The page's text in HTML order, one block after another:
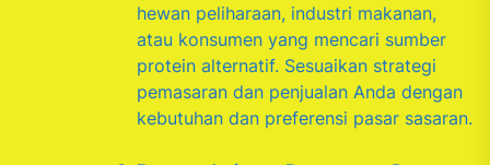
hewan peliharaan, industri makanan,
atau konsumen yang mencari sumber
protein alternatif. Sesuaikan strategi
pemasaran dan penjualan Anda dengan
kebutuhan dan preferensi pasar sasaran.